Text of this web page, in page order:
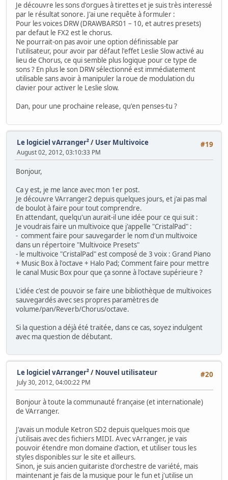
Je découvre les sons d'orgues à tirettes et je suis très interessé
par le résultat sonore. J'ai une requête à formuler :
Pour les voices DRW (DRAWBARS01 – 10, et autres presets)
par defaut le FX2 est le chorus.
Ne pourrait-on pas avoir une option définissable par
l'utilisateur, pour avoir par défaut l'effet Leslie Slow activé au
lieu de Chorus, ce qui semble plus logique pour ce type de
sons ? En plus le son DRW sélectionné est immédiatement
utilisable sans avoir à manipuler la roue de modulation du
clavier pour activer le Leslie slow.
Dan, pour une prochaine release, qu'en penses-tu ?
#19
Le logiciel vArranger²/ User Multivoice
August 02, 2012, 03:10:33 PM
Bonjour,
Ca y est, je me lance avec mon 1er post.
Je découvre VArranger2 depuis quelques jours, et j'ai pas mal
de boulot à faire pour tout comprendre.
En attendant, quelqu'un aurait-il une idée pour ce qui suit :
Je voudrais faire un multivoice que j'appelle "CristalPad" :
- comment faire pour sauvegarder le nom d'un multivoice
dans un répertoire "Multivoice Presets"
- le multivoice "CristalPad" est composé de 3 voix : Grand Piano
+ Music Box à l'octave + Halo Pad; Comment faire pour mettre
le canal Music Box pour que ça sonne à l'octave supérieure ?
L'idée c'est de pouvoir se faire une bibliothèque de multivoices
sauvegardés avec ses propres paramètres de
volume/pan/Reverb/Chorus/octave.
Si la question a déjà été traitée, dans ce cas, soyez indulgent
avec ma question de débutant.
#20
Le logiciel vArranger²/ Nouvel utilisateur
July 30, 2012, 04:00:22 PM
Bonjour à toute la communauté française (et internationale)
de VArranger.
J'avais un module Ketron SD2 depuis quelques mois que
j'utilisais avec des fichiers MIDI. Avec vArranger, je vais
pouvoir étendre mon domaine d'action, et utiliser tous les
styles disponibles sur le site et ailleurs.
Sinon, je suis ancien guitariste d'orchestre de variété, mais
maintenant je fais de la musique pour le fun et j'utilise un